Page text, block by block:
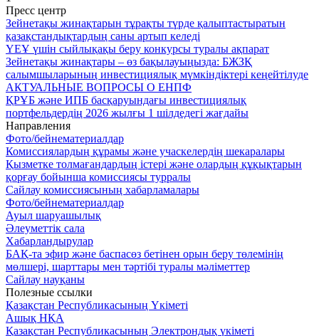
Пресс центр
Зейнетақы жинақтарын тұрақты түрде қалыптастыратын
қазақстандықтардың саны артып келеді
ҮЕҰ үшін сыйлықақы беру конкурсы туралы ақпарат
Зейнетақы жинақтары – өз бақылауыңызда: БЖЗҚ
салымшыларының инвестициялық мүмкіндіктері кеңейтілуде
АКТУАЛЬНЫЕ ВОПРОСЫ О ЕНПФ
ҚРҰБ және ИПБ басқаруындағы инвестициялық
портфельдердің 2026 жылғы 1 шілдедегі жағдайы
Направления
Фото/бейнематериалдар
Комиссиялардың құрамы және учаскелердің шекаралары
Қызметке толмағандардың істері және олардың құқықтарын
қорғау бойынша комиссиясы турралы
Сайлау комиссиясының хабарламалары
Фото/бейнематериалдар
Ауыл шаруашылық
Әлеуметтік сала
Хабарландырулар
БАҚ-та эфир және баспасөз бетінен орын беру төлемінің
мөлшері, шарттары мен тәртібі туралы мәліметтер
Сайлау науқаны
Полезные ссылки
Қазақстан Республикасының Үкіметі
Ашық НҚА
Қазақстан Республикасының Электрондық үкіметі